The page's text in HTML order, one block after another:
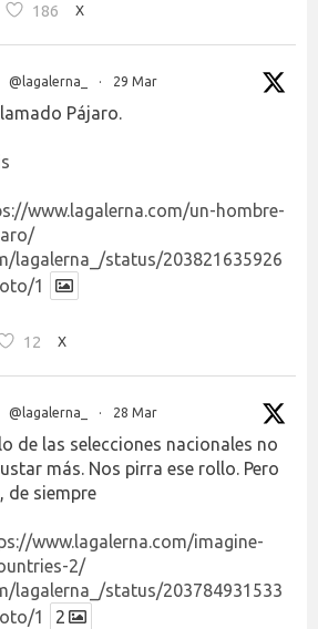
186 X
@lagalerna_ · 29 Mar
Pájaro.
www.lagalerna.com/un-hombre-
lagalerna_/status/203821635926
1
12 X
@lagalerna_ · 28 Mar
de las selecciones nacionales no
más. Nos pirra ese rollo. Pero
de siempre
www.lagalerna.com/imagine-
2/
lagalerna_/status/203784931533
1
2